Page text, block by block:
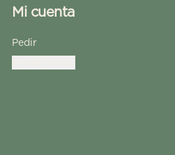
Mi cuenta
Pedir